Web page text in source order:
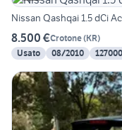
Nissan Qashqai 1.5 dCi
8.500 €Crotone(KR)
Usato
08/2010